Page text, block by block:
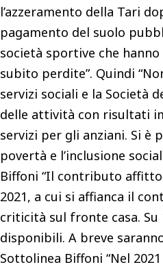
l’azzeramento della Tari
pagamento del suolo
società sportive che
subito perdite”. Quindi
servizi sociali e la Società
delle attività con risultati
servizi per gli anziani. Si è
povertà e l’inclusione
Biffoni “Il contributo affitto
2021, a cui si affianca il
criticità sul fronte casa.
disponibili. A breve
Sottolinea Biffoni “Nel